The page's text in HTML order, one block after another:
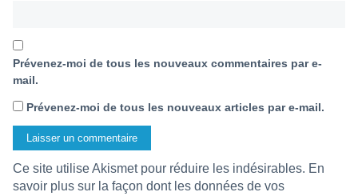
Prévenez-moi de tous les nouveaux commentaires par e-
mail.
Prévenez-moi de tous les nouveaux articles par e-mail.
Ce site utilise Akismet pour réduire les indésirables. En
savoir plus sur la façon dont les données de vos